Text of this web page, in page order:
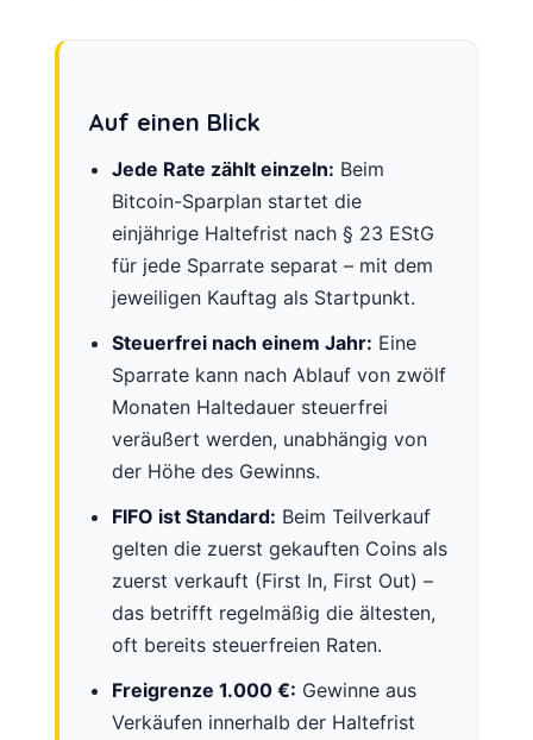
Auf einen Blick
Jede Rate zählt einzeln: Beim
Bitcoin-Sparplan startet die
einjährige Haltefrist nach § 23 EStG
für jede Sparrate separat – mit dem
jeweiligen Kauftag als Startpunkt.
Steuerfrei nach einem Jahr: Eine
Sparrate kann nach Ablauf von zwölf
Monaten Haltedauer steuerfrei
veräußert werden, unabhängig von
der Höhe des Gewinns.
FIFO ist Standard: Beim Teilverkauf
gelten die zuerst gekauften Coins als
zuerst verkauft (First In, First Out) –
das betrifft regelmäßig die ältesten,
oft bereits steuerfreien Raten.
Freigrenze 1.000 €: Gewinne aus
Verkäufen innerhalb der Haltefrist